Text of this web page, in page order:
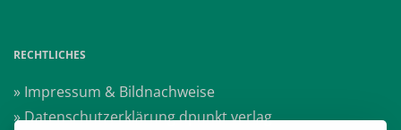
RECHTLICHES
» Impressum & Bildnachweise
» Datenschutzerklärung dpunkt.verlag